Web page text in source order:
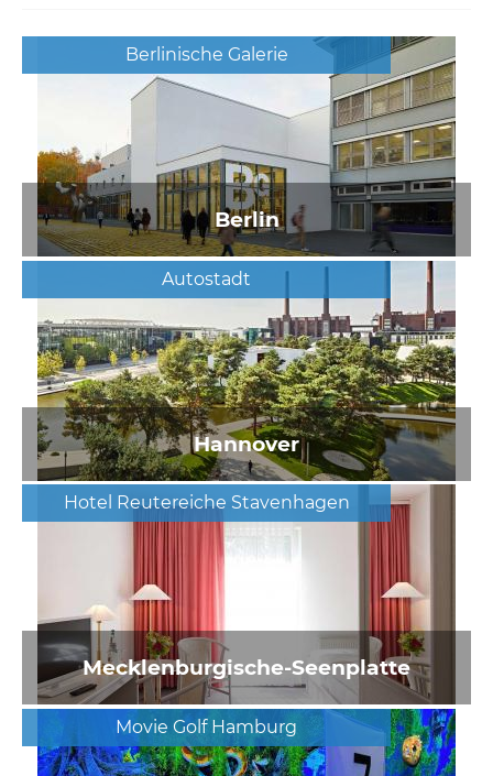
Berlinische Galerie
Berlin
Autostadt
Hannover
Hotel Reutereiche Stavenhagen
Mecklenburgische-Seenplatte
Movie Golf Hamburg